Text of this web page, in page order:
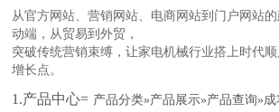
从官方网站、营销网站、电商网站到门户网站
动端，从贸易到外贸，
突破传统营销束缚，让家电机械行业搭上时代
增长点。
1.产品中心= 产品分类»产品展示»产品查询»成